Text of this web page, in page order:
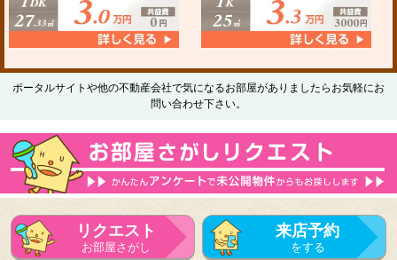
ポータルサイトや他の不動産会社で気になるお部屋がありましたらお気軽にお
問い合わせ下さい。
リクエスト
お部屋さがし
来店予約
をする